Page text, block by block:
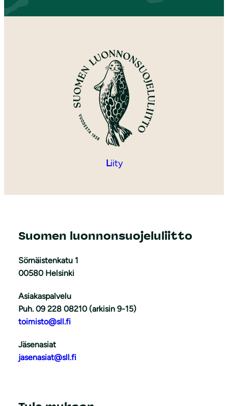
Liity
Suomen luonnonsuojeluliitto
Sörnäistenkatu 1
00580 Helsinki
Asiakaspalvelu
Puh. 09 228 08210 (arkisin 9-15)
toimisto@sll.fi
Jäsenasiat
jasenasiat@sll.fi